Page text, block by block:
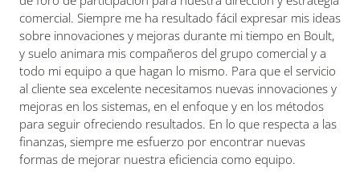
comercial. Siempre me ha resultado fácil expresar mis ideas
sobre innovaciones y mejoras durante mi tiempo en Boult,
y suelo animara mis compañeros del grupo comercial y a
todo mi equipo a que hagan lo mismo. Para que el servicio
al cliente sea excelente necesitamos nuevas innovaciones y
mejoras en los sistemas, en el enfoque y en los métodos
para seguir ofreciendo resultados. En lo que respecta a las
finanzas, siempre me esfuerzo por encontrar nuevas
formas de mejorar nuestra eficiencia como equipo.